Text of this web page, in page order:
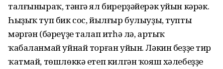
талғыныраҡ, тәнгә ял бирерҙәйерәк уйын кәрәк.
Һыҙыҡ туп бик сос, йылғыр булыуҙы, тупты
мәргән (бәреүҙе талап итһә лә, артыҡ
ҡабаланмай уйнай торған уйын. Ләкин беҙҙең тир
ҡатмай, төшлөккә етеп килгән ҡояш хәлебеҙҙе